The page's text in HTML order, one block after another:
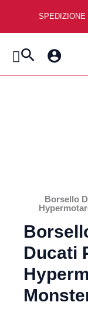
SPEDIZIONE
Cerca
Borsello
Ducati